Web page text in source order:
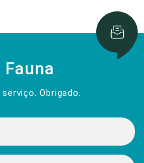
Obrigado.